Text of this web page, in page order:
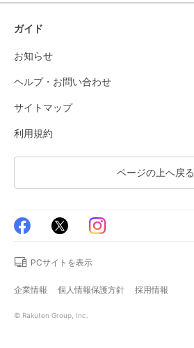
ガイド
お知らせ
ヘルプ・お問い合わせ
サイトマップ
利用規約
ページの上へ戻る
PCサイトを表示
企業情報 個人情報保護方針 採用情報
© Rakuten Group, Inc.